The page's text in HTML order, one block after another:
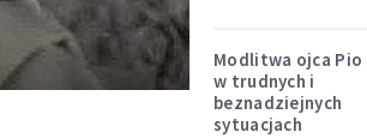
Modlitwa ojca Pio
w trudnych i
beznadziejnych
sytuacjach